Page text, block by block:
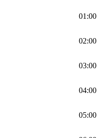
01:00
02:00
03:00
04:00
05:00